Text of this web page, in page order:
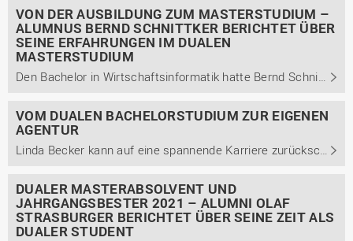
VON DER AUSBILDUNG ZUM MASTERSTUDIUM –
ALUMNUS BERND SCHNITTKER BERICHTET ÜBER
SEINE ERFAHRUNGEN IM DUALEN
MASTERSTUDIUM
Den Bachelor in Wirtschaftsinformatik hatte Bernd Schnittker schon acht Jahre in der Tasche, als er sich nochmals für ein duales Studienkonzept entschied und den dualen Masterstudiengang Führung und Organisation bei uns am Campus Lingen belegte. Im Interview berichtet er von seinem Werdegang.
VOM DUALEN BACHELORSTUDIUM ZUR EIGENEN
AGENTUR
Linda Becker kann auf eine spannende Karriere zurückschauen. Den Anfang machte sie 2007 mit ihrem dualen Bachelorstudium der Betriebswirtschaft. Heute leitet sie ihre eigene Marketing- und E-Commerce-Agentur und arbeitet zusätzlich als Aufsichtsratsmitglied. Im Interview berichtet sie von ihrem ...
DUALER MASTERABSOLVENT UND
JAHRGANGSBESTER 2021 – ALUMNI OLAF
STRASBURGER BERICHTET ÜBER SEINE ZEIT ALS
DUALER STUDENT